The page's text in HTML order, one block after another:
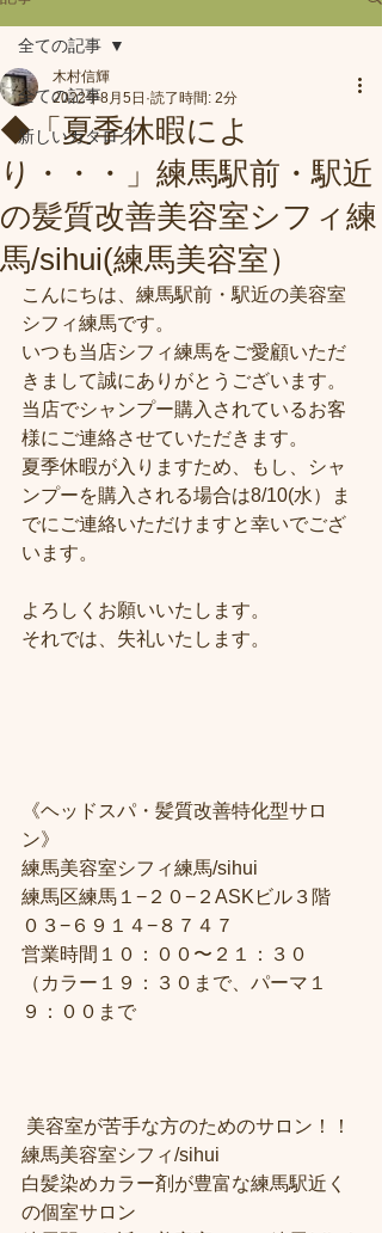
全ての記事
新しいカタログ
全ての記事
◆「夏季休暇によ
り・・・」練馬駅前・駅近
の髪質改善美容室シフィ練
馬/sihui(練馬美容室）
木村信輝
2022年8月5日 読了時間: 2分
こんにちは、練馬駅前・駅近の美容室
シフィ練馬です。
いつも当店シフィ練馬をご愛顧いただ
きまして誠にありがとうございます。
当店でシャンプー購入されているお客
様にご連絡させていただきます。
夏季休暇が入りますため、もし、シャ
ンプーを購入される場合は8/10(水）ま
でにご連絡いただけますと幸いでござ
います。
よろしくお願いいたします。
それでは、失礼いたします。
《ヘッドスパ・髪質改善特化型サロ
ン》
練馬美容室シフィ練馬/sihui
練馬区練馬１−２０−２ASKビル３階
０３−６９１４−８７４７
営業時間１０：００〜２１：３０
（カラー１９：３０まで、パーマ１
９：００まで
練馬美容室シフィ/sihui
白髪染めカラー剤が豊富な練馬駅近く
の個室サロン